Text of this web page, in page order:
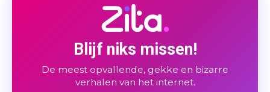
Blijf niks missen!
De meest opvallende, gekke en bizarre
verhalen van het internet.